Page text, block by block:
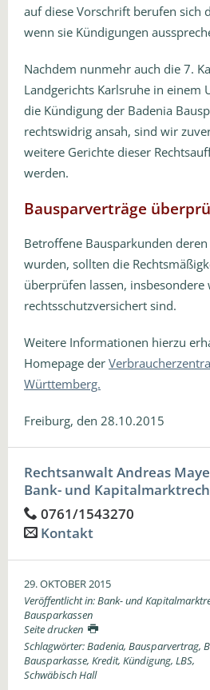
auf diese Vorschrift berufen sich
wenn sie Kündigungen
Nachdem nunmehr auch die 7.
Landgerichts Karlsruhe in einem
die Kündigung der Badenia
rechtswidrig ansah, sind wir
weitere Gerichte dieser
werden.
Bausparverträge
Betroffene Bausparkunden
wurden, sollten die
überprüfen lassen, insbesondere
rechtsschutzversichert sind.
Weitere Informationen hierzu
Homepage der
Württemberg.
Freiburg, den 28.10.2015
Rechtsanwalt Andreas
Bank- und
0761/1543270
Kontakt
29. OKTOBER 2015
Veröffentlicht in:Bank- und
Bausparkassen
Seite drucken
Schlagwörter:Badenia, Bausparvertrag,
Bausparkasse, Kredit, Kündigung, LBS,
Schwäbisch Hall